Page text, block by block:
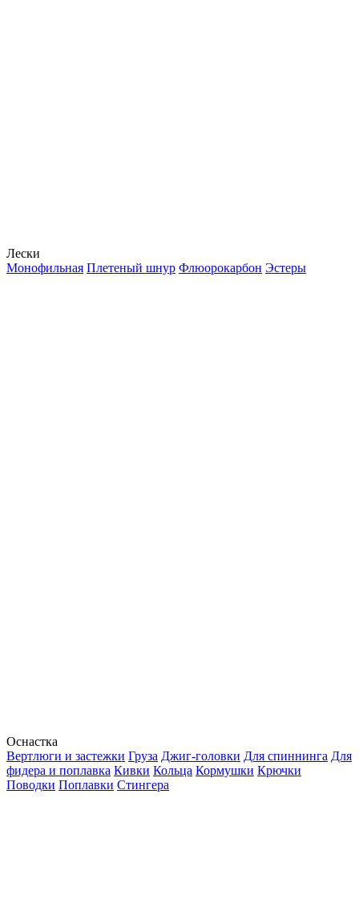
Лески
Монофильная Плетеный шнур Флюорокарбон Эстеры
Оснастка
Вертлюги и застежки Груза Джиг-головки Для спиннинга Для
фидера и поплавка Кивки Кольца Кормушки Крючки
Поводки Поплавки Стингера